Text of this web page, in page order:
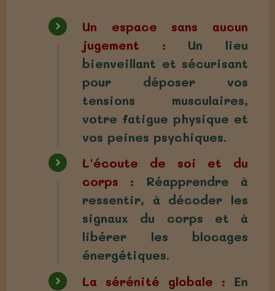
Un espace sans aucun
jugement : Un lieu
bienveillant et sécurisant
pour déposer vos
tensions musculaires,
votre fatigue physique et
vos peines psychiques.
L'écoute de soi et du
corps : Réapprendre à
ressentir, à décoder les
signaux du corps et à
libérer les blocages
énergétiques.
La sérénité globale : En